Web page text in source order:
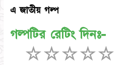
এ জাতীয় গল্প
গল্পটির রেটিং দিনঃ-
☆
☆
☆
☆
☆